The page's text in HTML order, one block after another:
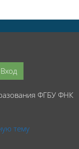
Вход
ФГБУ
тему